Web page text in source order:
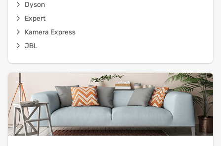
Dyson
Expert
Kamera Express
JBL